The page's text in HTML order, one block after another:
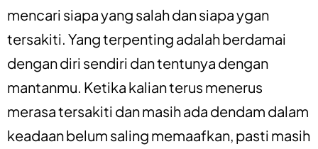
mencari siapa yang salah dan siapa ygan
tersakiti. Yang terpenting adalah berdamai
dengan diri sendiri dan tentunya dengan
mantanmu. Ketika kalian terus menerus
merasa tersakiti dan masih ada dendam dalam
keadaan belum saling memaafkan, pasti masih